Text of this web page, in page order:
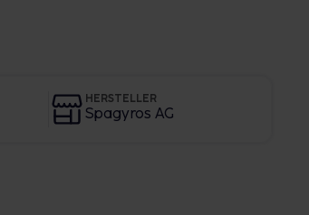
HERSTELLER
Spagyros AG